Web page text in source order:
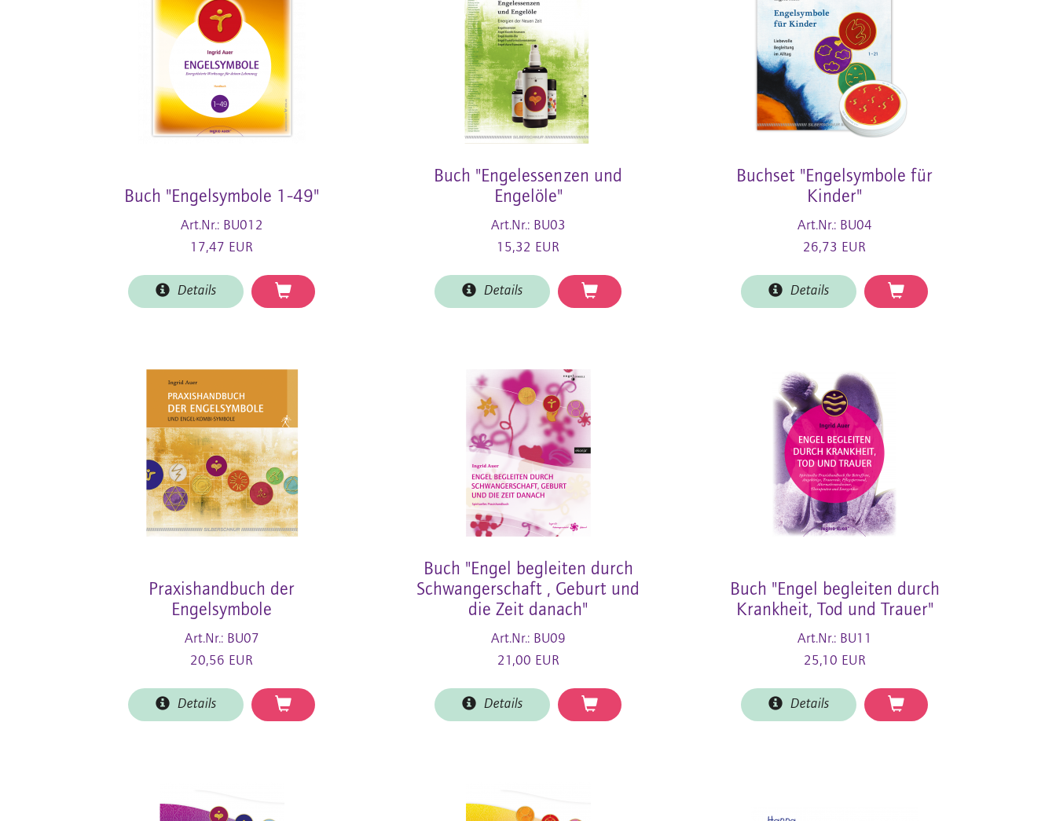
Buch "Engelsymbole 1-49"
Art.Nr.: BU012
17,47 EUR
Details
Buch "Engelessenzen und
Engelöle"
Art.Nr.: BU03
15,32 EUR
Details
Buchset "Engelsymbole für
Kinder"
Art.Nr.: BU04
26,73 EUR
Details
Praxishandbuch der
Engelsymbole
Art.Nr.: BU07
20,56 EUR
Details
Buch "Engel begleiten durch
Schwangerschaft , Geburt und
die Zeit danach"
Art.Nr.: BU09
21,00 EUR
Details
Buch "Engel begleiten durch
Krankheit, Tod und Trauer"
Art.Nr.: BU11
25,10 EUR
Details